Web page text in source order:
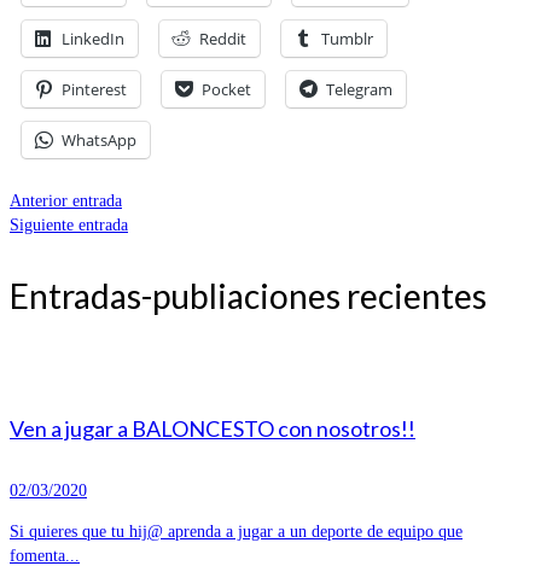
LinkedIn Reddit Tumblr
Pinterest Pocket Telegram
WhatsApp
Anterior entrada
Siguiente entrada
Entradas-publiaciones recientes
Ven a jugar a BALONCESTO con nosotros!!
02/03/2020
Si quieres que tu hij@ aprenda a jugar a un deporte de equipo que
fomenta...